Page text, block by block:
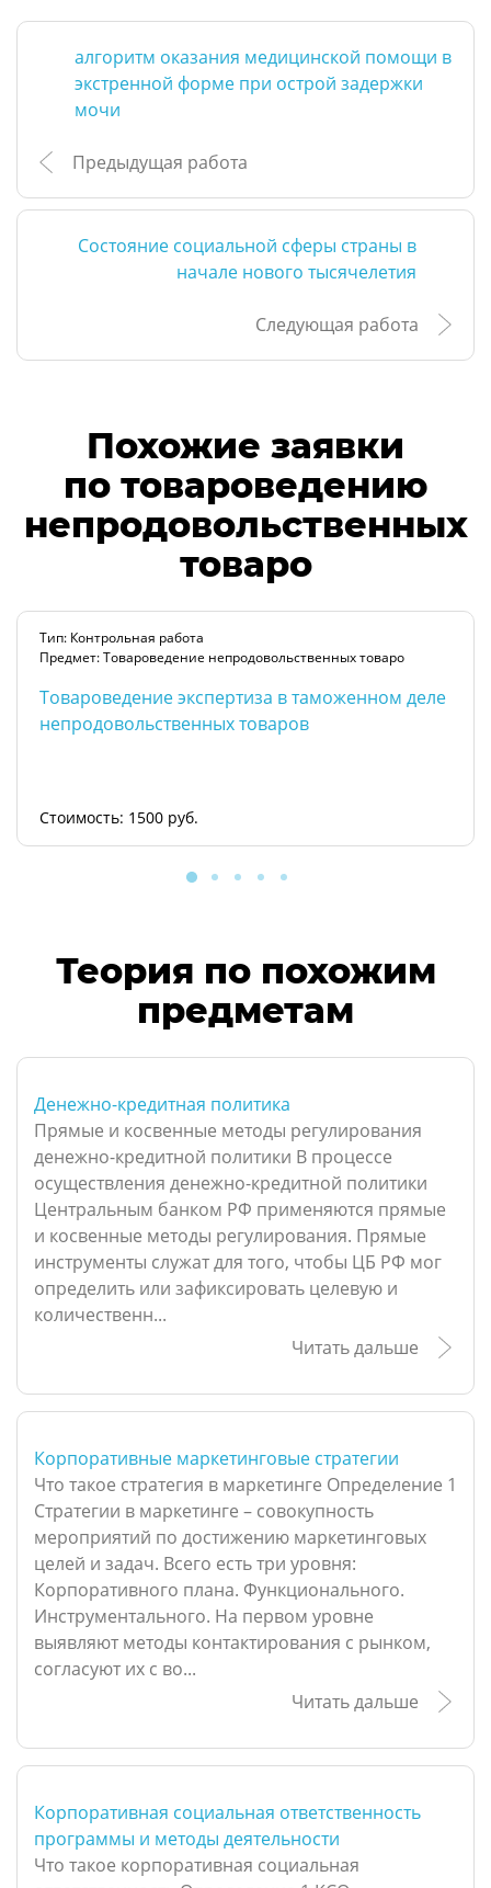
алгоритм оказания медицинской помощи в
экстренной форме при острой задержки
мочи
Предыдущая работа
Состояние социальной сферы страны в
начале нового тысячелетия
Следующая работа
Похожие заявки
по товароведению
непродовольственных
товаро
Тип: Контрольная работа
Предмет: Товароведение непродовольственных товаро
Товароведение экспертиза в таможенном деле
непродовольственных товаров
Стоимость: 1500 руб.
Теория по похожим
предметам
Денежно-кредитная политика
Прямые и косвенные методы регулирования
денежно-кредитной политики В процессе
осуществления денежно-кредитной политики
Центральным банком РФ применяются прямые
и косвенные методы регулирования. Прямые
инструменты служат для того, чтобы ЦБ РФ мог
определить или зафиксировать целевую и
количественн...
Читать дальше
Корпоративные маркетинговые стратегии
Что такое стратегия в маркетинге Определение 1
Стратегии в маркетинге – совокупность
мероприятий по достижению маркетинговых
целей и задач. Всего есть три уровня:
Корпоративного плана. Функционального.
Инструментального. На первом уровне
выявляют методы контактирования с рынком,
согласуют их с во...
Читать дальше
Корпоративная социальная ответственность
программы и методы деятельности
Что такое корпоративная социальная